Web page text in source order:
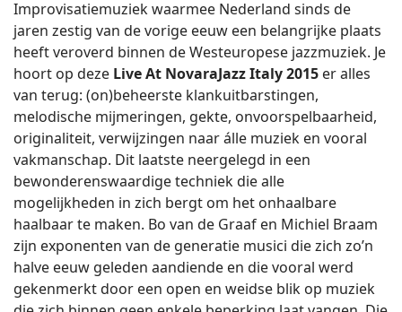
Improvisatiemuziek waarmee Nederland sinds de
jaren zestig van de vorige eeuw een belangrijke plaats
heeft veroverd binnen de Westeuropese jazzmuziek. Je
hoort op deze Live At NovaraJazz Italy 2015 er alles
van terug: (on)beheerste klankuitbarstingen,
melodische mijmeringen, gekte, onvoorspelbaarheid,
originaliteit, verwijzingen naar álle muziek en vooral
vakmanschap. Dit laatste neergelegd in een
bewonderenswaardige techniek die alle
mogelijkheden in zich bergt om het onhaalbare
haalbaar te maken. Bo van de Graaf en Michiel Braam
zijn exponenten van de generatie musici die zich zo’n
halve eeuw geleden aandiende en die vooral werd
gekenmerkt door een open en weidse blik op muziek